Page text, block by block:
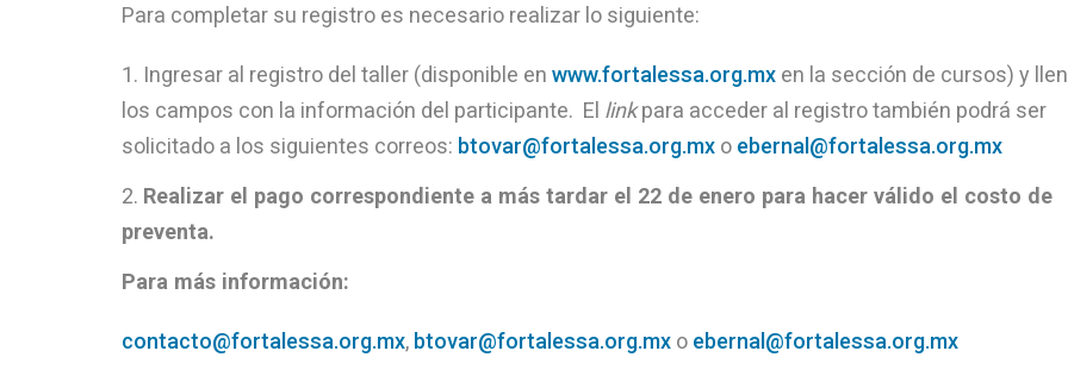
Para completar su registro es necesario realizar lo siguiente:
Ingresar al registro del taller (disponible en www.fortalessa.org.mx en la sección de cursos) y
los campos con la información del participante. El linkpara acceder al registro también podrá ser
solicitado a los siguientes correos: btovar@fortalessa.org.mx o ebernal@fortalessa.org.mx
Realizar el pago correspondiente a más tardar el 22 de enero para hacer válido el costo de
preventa.
Para más información:
contacto@fortalessa.org.mx, btovar@fortalessa.org.mx o ebernal@fortalessa.org.mx